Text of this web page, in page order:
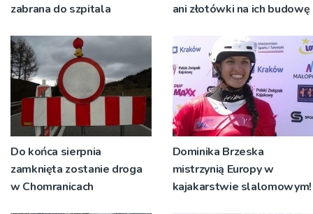
zabrana do szpitala
ani złotówki na ich budowę
Do końca sierpnia
zamknięta zostanie droga
w Chomranicach
Dominika Brzeska
mistrzynią Europy w
kajakarstwie slalomowym!